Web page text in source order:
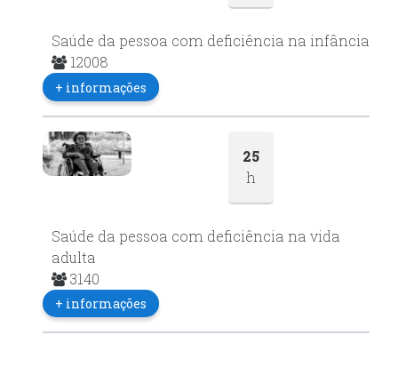
Saúde da pessoa com deficiência na infância
12008
+ informações
25
h
Saúde da pessoa com deficiência na vida
adulta
3140
+ informações